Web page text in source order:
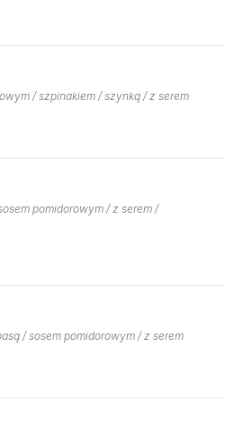
/ szpinakiem / szynką / z serem
pomidorowym / z serem /
/ sosem pomidorowym / z serem